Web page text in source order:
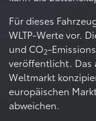
Für dieses
WLTP-Werte vor.
und CO2-
veröffentlicht. Das
Weltmarkt
europäischen
abweichen.